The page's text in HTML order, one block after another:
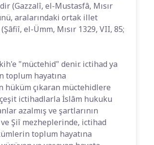
(Gazzalî, el-Mustasfâ, Mısır
aralarındaki ortak illet
el-Ümm, Mısır 1329, VII, 85;
"müctehid" denir. ictihad ya
toplum hayatına
hüküm çıkaran müctehidlere
ictihadlarla İslâm hukuku
azalmış ve şartlarının
ve Şiî mezheplerinde, ictihad
toplum hayatına